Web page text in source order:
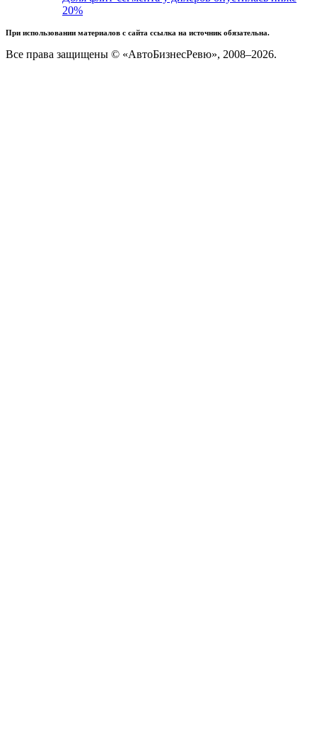
20%
При использовании материалов с сайта ссылка на источник обязательна.
Все права защищены © «АвтоБизнесРевю», 2008–2026.